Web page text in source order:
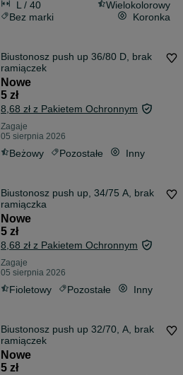
L / 40
Wielokolorowy
Bez marki
Koronka
Biustonosz push up 36/80 D, brak
ramiączek
Nowe
5 zł
8,68 zł z Pakietem Ochronnym
Zagaje
05 sierpnia 2026
Beżowy Pozostałe Inny
Biustonosz push up, 34/75 A, brak
ramiączka
Nowe
5 zł
8,68 zł z Pakietem Ochronnym
Zagaje
05 sierpnia 2026
Fioletowy Pozostałe Inny
Biustonosz push up 32/70, A, brak
ramiączek
Nowe
5 zł